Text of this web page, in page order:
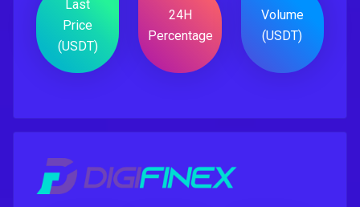
Last
Price
(USDT)
24H
Percentage
Volume
(USDT)